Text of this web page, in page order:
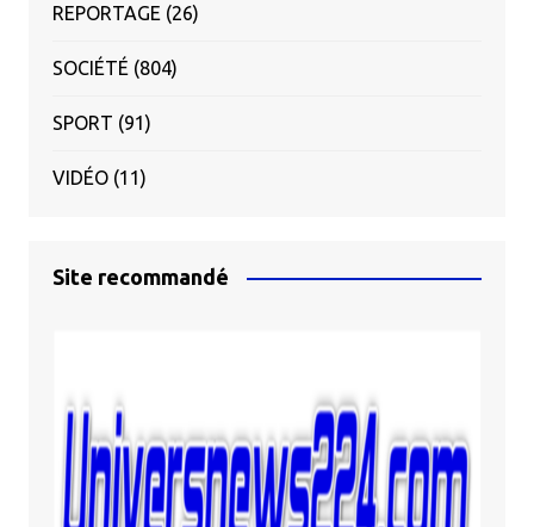
REPORTAGE (26)
SOCIÉTÉ (804)
SPORT (91)
VIDÉO(11)
Site recommandé